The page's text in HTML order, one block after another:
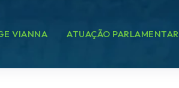
VIANNA ATUAÇÃO PARLAMENTAR